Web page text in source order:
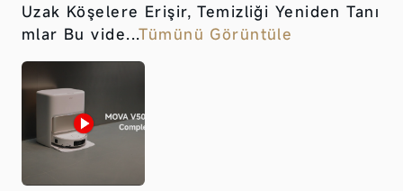
Uzak Köşelere Erişir, Temizliği Yeniden Tanı
mlar Bu vide...Tümünü Görüntüle